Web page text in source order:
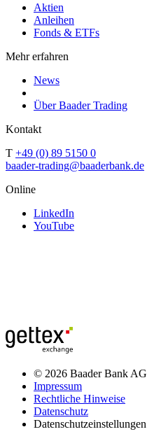
Aktien
Anleihen
Fonds & ETFs
Mehr erfahren
News
Über Baader Trading
Kontakt
T +49 (0) 89 5150 0
baader-trading@baaderbank.de
Online
LinkedIn
YouTube
© 2026 Baader Bank AG
Impressum
Rechtliche Hinweise
Datenschutz
Datenschutzeinstellungen